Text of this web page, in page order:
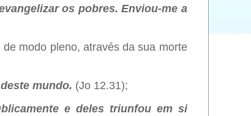
os pobres. Enviou-me a
modo pleno, através da sua morte
mundo. (Jo 12.31);
e deles triunfou em si